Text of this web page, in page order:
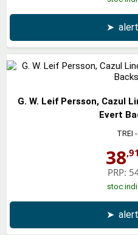
➤
G. W. Leif Persson, Cazul
Evert
TREI
38,91
PRP:
stoc
➤